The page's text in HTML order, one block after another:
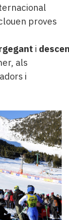
proves
i
als
i